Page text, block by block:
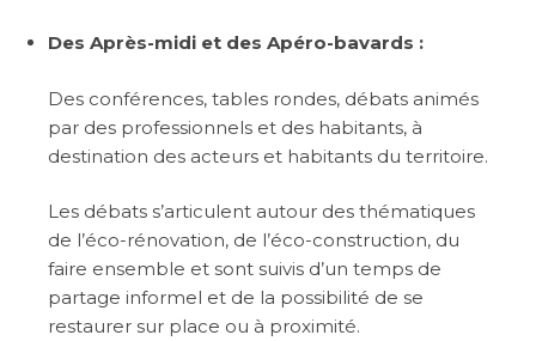
Des Après-midi et des Apéro-bavards :
Des conférences, tables rondes, débats animés
par des professionnels et des habitants, à
destination des acteurs et habitants du territoire.
Les débats s’articulent autour des thématiques
de l’éco-rénovation, de l’éco-construction, du
faire ensemble et sont suivis d’un temps de
partage informel et de la possibilité de se
restaurer sur place ou à proximité.